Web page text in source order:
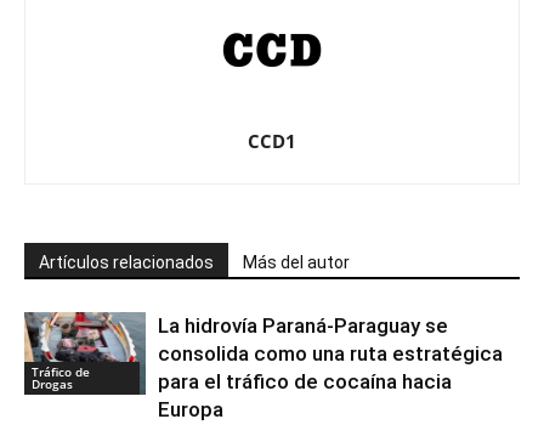
CCD1
Artículos relacionados Más del autor
Tráfico de
Drogas
La hidrovía Paraná-Paraguay se
consolida como una ruta estratégica
para el tráfico de cocaína hacia
Europa